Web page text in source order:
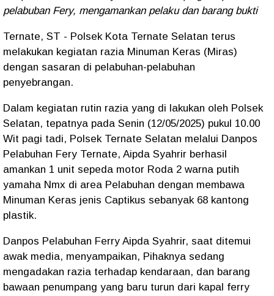
pelabuban Fery, mengamankan pelaku dan barang bukti
Ternate, ST - Polsek Kota Ternate Selatan terus
melakukan kegiatan razia Minuman Keras (Miras)
dengan sasaran di pelabuhan-pelabuhan
penyebrangan.
Dalam kegiatan rutin razia yang di lakukan oleh Polsek
Selatan, tepatnya pada Senin (12/05/2025) pukul 10.00
Wit pagi tadi, Polsek Ternate Selatan melalui Danpos
Pelabuhan Fery Ternate, Aipda Syahrir berhasil
amankan 1 unit sepeda motor Roda 2 warna putih
yamaha Nmx di area Pelabuhan dengan membawa
Minuman Keras jenis Captikus sebanyak 68 kantong
plastik.
Danpos Pelabuhan Ferry Aipda Syahrir, saat ditemui
awak media, menyampaikan, Pihaknya sedang
mengadakan razia terhadap kendaraan, dan barang
bawaan penumpang yang baru turun dari kapal ferry